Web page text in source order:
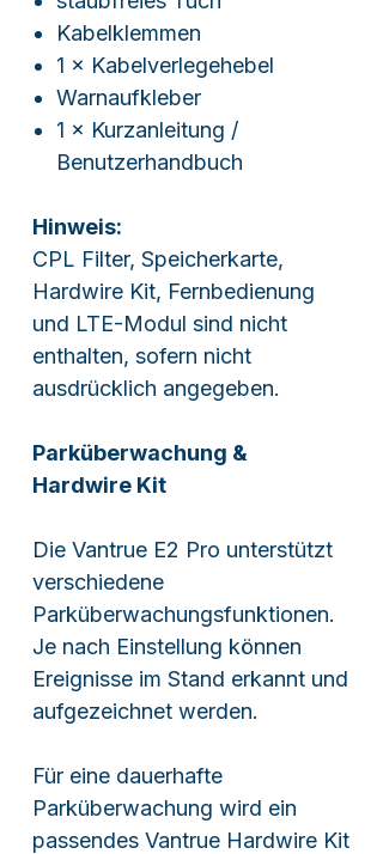
Kabelklemmen
1 × Kabelverlegehebel
Warnaufkleber
1 × Kurzanleitung /
Benutzerhandbuch
Hinweis:
CPL Filter, Speicherkarte,
Hardwire Kit, Fernbedienung
und LTE-Modul sind nicht
enthalten, sofern nicht
ausdrücklich angegeben.
Parküberwachung &
Hardwire Kit
Die Vantrue E2 Pro unterstützt
verschiedene
Parküberwachungsfunktionen.
Je nach Einstellung können
Ereignisse im Stand erkannt und
aufgezeichnet werden.
Für eine dauerhafte
Parküberwachung wird ein
passendes Vantrue Hardwire Kit